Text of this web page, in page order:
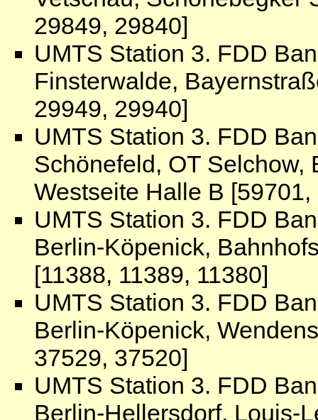
29849, 29840]
UMTS Station 3. FDD
Finsterwalde,
29949, 29940]
UMTS Station 3. FDD
Schönefeld, OT Selchow,
Westseite Halle B [59701,
UMTS Station 3. FDD
Berlin-Köpenick,
[11388, 11389, 11380]
UMTS Station 3. FDD
Berlin-Köpenick,
37529, 37520]
UMTS Station 3. FDD
Berlin-Hellersdorf, Louis-